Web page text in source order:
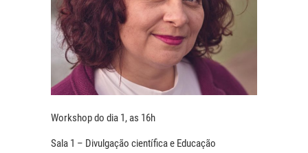
Workshop do dia 1, as 16h
Sala 1 – Divulgação científica e Educação